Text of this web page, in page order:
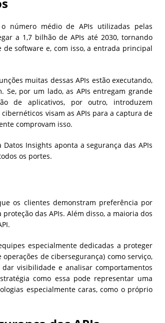
número médio de APIs utilizadas pelas
a 1,7 bilhão de APIs até 2030, tornando
software e, com isso, a entrada principal
muitas dessas APIs estão executando,
Se, por um lado, as APIs entregam grande
de aplicativos, por outro, introduzem
visam as APIs para a captura de
comprovam isso.
Insights aponta a segurança das APIs
os portes.
os clientes demonstram preferência por
das APIs. Além disso, a maioria dos
especialmente dedicadas a proteger
de cibersegurança) como serviço,
visibilidade e analisar comportamentos
como essa pode representar uma
especialmente caras, como o próprio